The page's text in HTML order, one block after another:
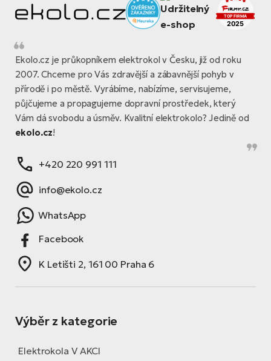
Ekolo.cz je průkopníkem elektrokol v Česku, již od roku
2007. Chceme pro Vás zdravější a zábavnější pohyb v
přírodě i po městě. Vyrábíme, nabízíme, servisujeme,
půjčujeme a propagujeme dopravní prostředek, který
Vám dá svobodu a úsměv. Kvalitní elektrokolo? Jedině od
ekolo.cz!
+420 220 991 111
info@ekolo.cz
WhatsApp
Facebook
K Letišti 2, 161 00 Praha 6
Výběr z kategorie
Elektrokola V AKCI